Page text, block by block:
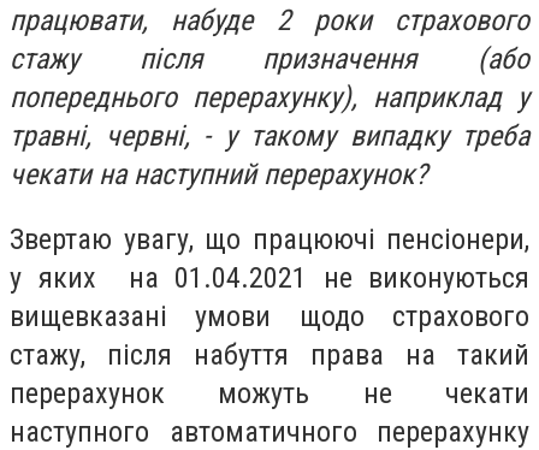
працювати, набуде 2 роки страхового
стажу після призначення (або
попереднього перерахунку), наприклад у
травні, червні, - у такому випадку треба
чекати на наступний перерахунок?
Звертаю увагу, що працюючі пенсіонери,
у яких на 01.04.2021 не виконуються
вищевказані умови щодо страхового
стажу, після набуття права на такий
перерахунок можуть не чекати
наступного автоматичного перерахунку